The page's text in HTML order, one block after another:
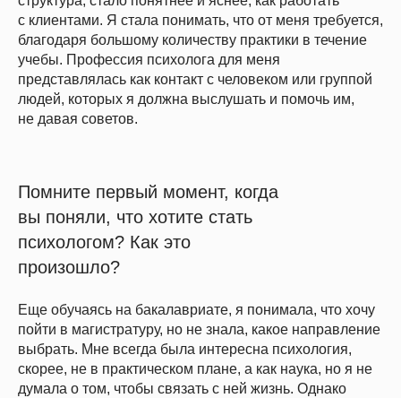
с клиентами. Я стала понимать, что от меня требуется,
благодаря большому количеству практики в течение
учебы. Профессия психолога для меня
представлялась как контакт с человеком или группой
людей, которых я должна выслушать и помочь им,
не давая советов.
Помните первый момент, когда
вы поняли, что хотите стать
психологом? Как это
произошло?
Еще обучаясь на бакалавриате, я понимала, что хочу
пойти в магистратуру, но не знала, какое направление
выбрать. Мне всегда была интересна психология,
скорее, не в практическом плане, а как наука, но я не
думала о том, чтобы связать с ней жизнь. Однако